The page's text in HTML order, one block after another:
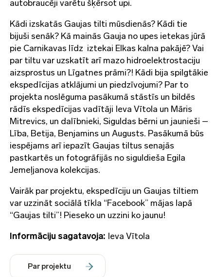
autobraucēji varētu šķērsot upi.
Kādi izskatās Gaujas tilti mūsdienās? Kādi tie
bijuši senāk? Kā mainās Gauja no upes ietekas jūrā
pie Carnikavas līdz iztekai Elkas kalna pakājē? Vai
par tiltu var uzskatīt arī mazo hidroelektrostaciju
aizsprostus un Līgatnes prāmi?! Kādi bija spilgtākie
ekspedīcijas atklājumi un piedzīvojumi? Par to
projekta noslēguma pasākumā stāstīs un bildēs
rādīs ekspedīcijas vadītāji Ieva Vītola un Māris
Mitrevics, un dalībnieki, Siguldas bērni un jaunieši –
Lība, Betija, Benjamins un Augusts. Pasākumā būs
iespējams arī iepazīt Gaujas tiltus senajās
pastkartēs un fotogrāfijās no siguldieša Egila
Jemeļjanova kolekcijas.
Vairāk par projektu, ekspedīciju un Gaujas tiltiem
var uzzināt sociālā tīkla “Facebook” mājas lapā
“Gaujas tilti”! Pieseko un uzzini ko jaunu!
Informāciju sagatavoja: Ieva Vītola
Par projektu